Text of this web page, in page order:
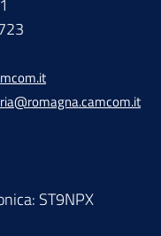
ST9NPX